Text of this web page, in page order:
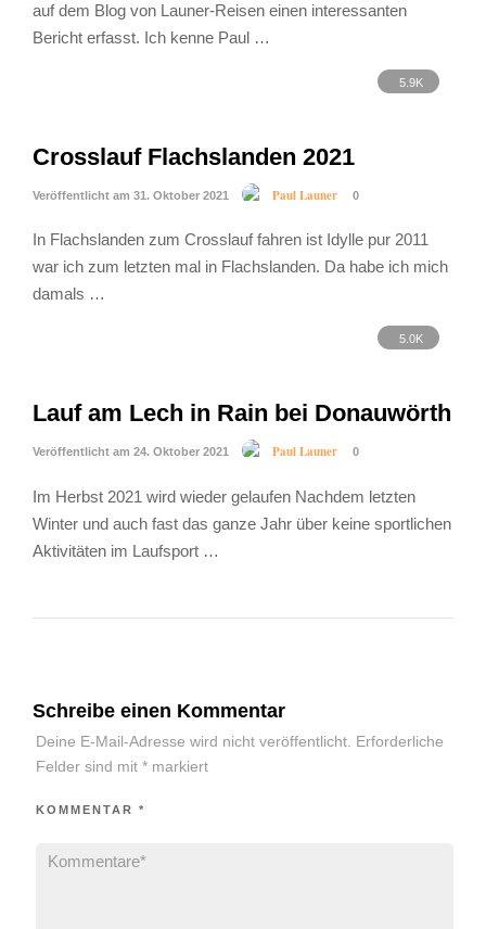
auf dem Blog von Launer-Reisen einen interessanten
Bericht erfasst. Ich kenne Paul …
5.9K
Crosslauf Flachslanden 2021
Veröffentlicht am 31. Oktober 2021 Paul Launer 0
In Flachslanden zum Crosslauf fahren ist Idylle pur 2011
war ich zum letzten mal in Flachslanden. Da habe ich mich
damals …
5.0K
Lauf am Lech in Rain bei Donauwörth
Veröffentlicht am 24. Oktober 2021 Paul Launer 0
Im Herbst 2021 wird wieder gelaufen Nachdem letzten
Winter und auch fast das ganze Jahr über keine sportlichen
Aktivitäten im Laufsport …
Schreibe einen Kommentar
Deine E-Mail-Adresse wird nicht veröffentlicht. Erforderliche
Felder sind mit *markiert
KOMMENTAR *